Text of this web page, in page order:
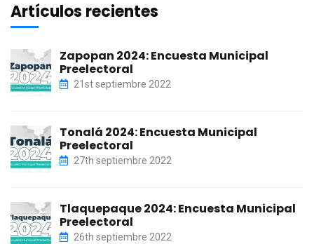
Artículos recientes
Zapopan 2024: Encuesta Municipal
Preelectoral
21st septiembre 2022
Tonalá 2024: Encuesta Municipal
Preelectoral
27th septiembre 2022
Tlaquepaque 2024: Encuesta Municipal
Preelectoral
26th septiembre 2022